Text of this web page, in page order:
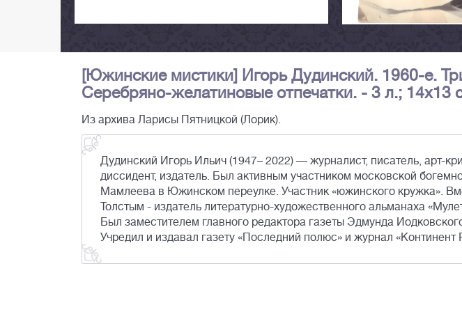
[Южинские мистики] Игорь Дудинский. 1960-е.
Серебряно-желатиновые отпечатки. - 3 л.; 14x13
Из архива Ларисы Пятницкой (Лорик).
Дудинский Игорь Ильич (1947– 2022) — журналист, писатель, арт-
диссидент, издатель. Был активным участником московской
Мамлеева в Южинском переулке. Участник «южинского кружка».
Толстым - издатель литературно-художественного альманаха
Был заместителем главного редактора газеты Эдмунда
Учредил и издавал газету «Последний полюс» и журнал «Континент